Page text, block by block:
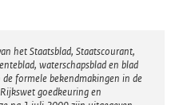
het Staatsblad, Staatscourant,
waterschapsblad en blad
formele bekendmakingen in de
goedkeuring en